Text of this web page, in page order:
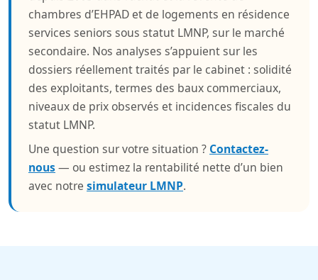
chambres d’EHPAD et de logements en résidence
services seniors sous statut LMNP, sur le marché
secondaire. Nos analyses s’appuient sur les
dossiers réellement traités par le cabinet : solidité
des exploitants, termes des baux commerciaux,
niveaux de prix observés et incidences fiscales du
statut LMNP.
Une question sur votre situation ? Contactez-
nous— ou estimez la rentabilité nette d’un bien
avec notre simulateur LMNP.